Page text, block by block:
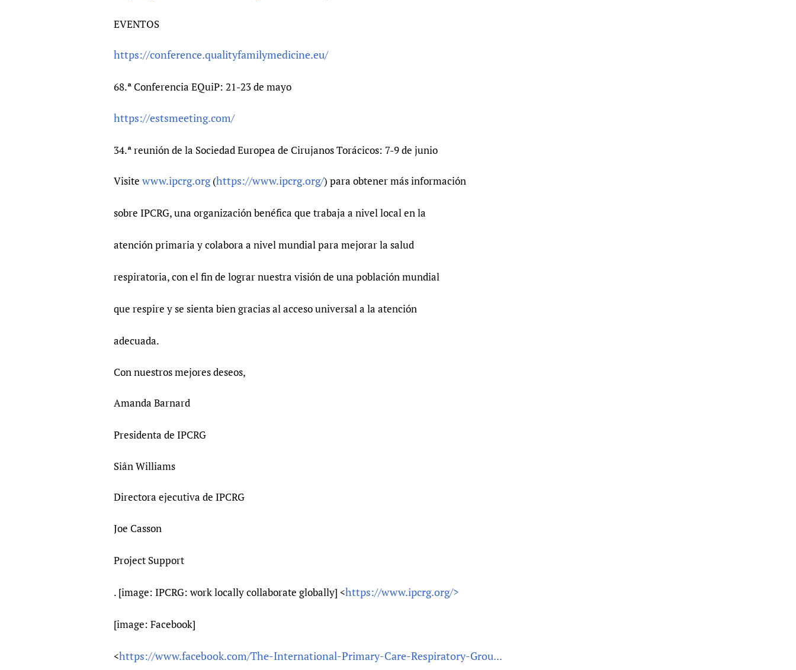
EVENTOS
https://conference.qualityfamilymedicine.eu/
68.ª Conferencia EQuiP: 21-23 de mayo
https://estsmeeting.com/
34.ª reunión de la Sociedad Europea de Cirujanos Torácicos: 7-9 de junio
Visite www.ipcrg.org(https://www.ipcrg.org/) para obtener más información
sobre IPCRG, una organización benéfica que trabaja a nivel local en la
atención primaria y colabora a nivel mundial para mejorar la salud
respiratoria, con el fin de lograr nuestra visión de una población mundial
que respire y se sienta bien gracias al acceso universal a la atención
adecuada.
Con nuestros mejores deseos,
Amanda Barnard
Presidenta de IPCRG
Siân Williams
Directora ejecutiva de IPCRG
Joe Casson
Project Support
. [image: IPCRG: work locally collaborate globally] <https://www.ipcrg.org/>
[image: Facebook]
<https://www.facebook.com/The-International-Primary-Care-Respiratory-Grou...